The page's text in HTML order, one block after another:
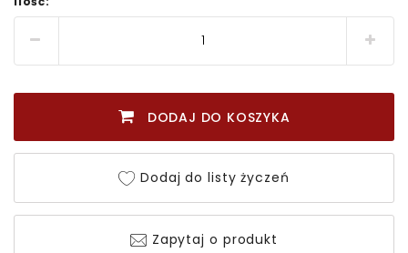
DODAJ DO KOSZYKA
Dodaj do listy życzeń
Zapytaj o produkt